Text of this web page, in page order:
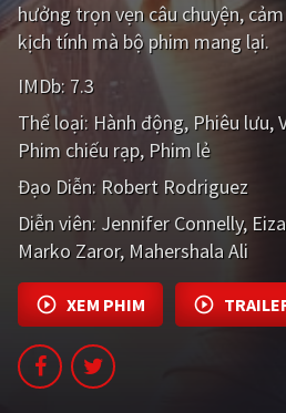
QUỐC GIA
Âu - Mỹ
Hàn Quốc
Ấn Độ
Tổng hợp
CẬP NHẬT
PHIM MỚI
PHIM BỘ
hưởng trọn vẹn câu chuyện,
kịch tính mà bộ phim mang lại.
IMDb: 7.3
Thể loại: Hành động Phiêu lưu
Phim chiếu rạp Phim lẻ
Đạo Diễn: Robert Rodriguez
Diễn viên: Jennifer Connelly
Marko Zaror Mahershala Ali
XEM PHIM